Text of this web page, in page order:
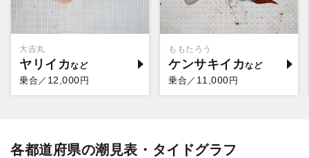
大吉丸
ヤリイカ
乗合／ 12,000円
ももたろう
ケンサキイカ
乗合／ 11,000円
各都道府県の潮見表・タイドグラフ